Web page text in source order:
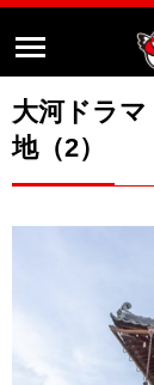
大河ドラ
地（2）